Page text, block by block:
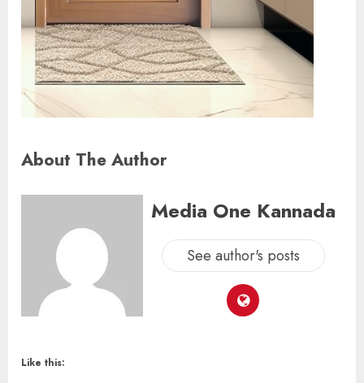
About The Author
Media One Kannada
See author's posts
Like this: